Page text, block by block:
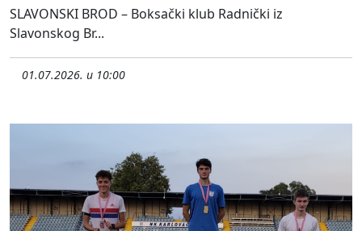
SLAVONSKI BROD – Boksački klub Radnički iz
Slavonskog Br...
01.07.2026. u 10:00